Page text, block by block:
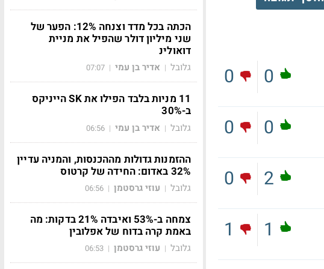
0
0
0
0
2
0
1
1
הכתה בכל מדד וצנחה 12%: הפער של
שני מיליון דולר שהפיל את מניית
דואולינ
גלובל | אדיר בן עמי |
07:07
11 מניות בלבד הפילו את SK הייניקס
ב-30%
גלובל | אדיר בן עמי |
06:56
ההזמנות גדולות מההכנסות, והמניה עדיין
32% באדום: החידה של קרטוס
גלובל | עוזי גרסטמן |
06:56
צמחה ב-53% ואיבדה 21% בדקות: מה
באמת קרה בדוח של אפלובין
גלובל | עוזי גרסטמן |
06:53